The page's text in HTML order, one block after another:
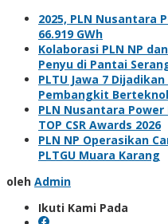
2025, PLN Nusantara
66.919 GWh
Kolaborasi PLN NP
Penyu di Pantai
PLTU Jawa 7
Pembangkit
PLN Nusantara
TOP CSR Awards 2026
PLN NP Operasikan
PLTGU Muara Karang
oleh Admin
Ikuti Kami Pada